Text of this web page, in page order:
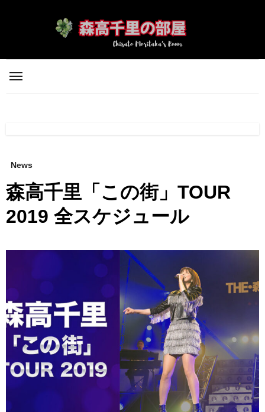
ス
News
森高千里「この街」TOUR
2019 全スケジュール